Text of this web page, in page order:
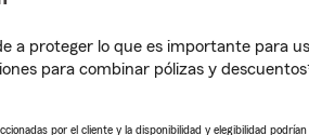
a proteger lo que es importante para
para combinar pólizas y
por el cliente y la disponibilidad y elegibilidad podrían